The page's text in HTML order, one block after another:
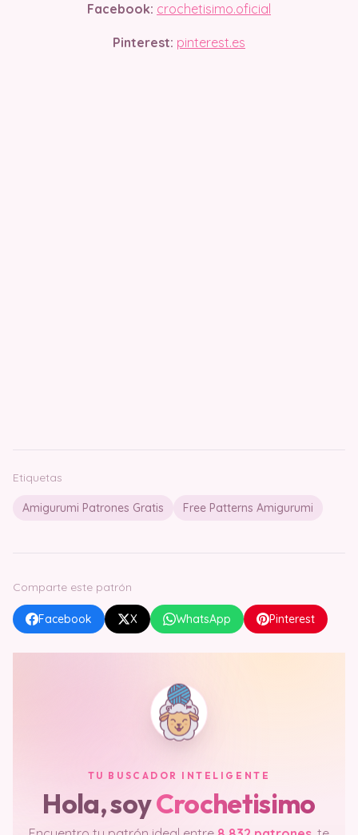
Facebook: crochetisimo.oficial
Pinterest: pinterest.es
Etiquetas
Amigurumi Patrones Gratis Free Patterns Amigurumi
Comparte este patrón
Facebook X WhatsApp Pinterest
TU BUSCADOR INTELIGENTE
Hola, soyCrochetisimo